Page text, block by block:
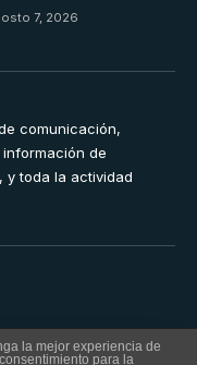
7, 2026
comunicación,
de
y toda la actividad
Latam 2024.
la mejor experiencia de
para la